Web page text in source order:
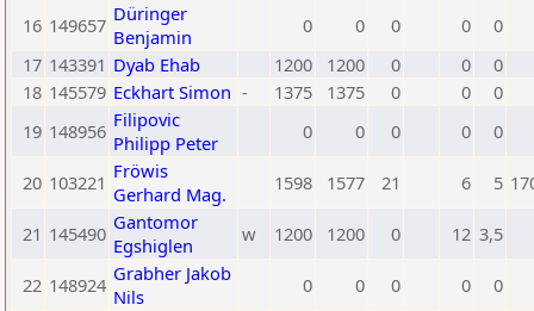
16 149657 Düringer
Benjamin
0 0 0 0
0
17 143391 Dyab Ehab 1200 1200 0 0
0
18 145579 Eckhart Simon - 1375 1375 0 0
0
19 148956 Filipovic
Philipp Peter
0 0 0 0 0
20 103221 Fröwis
Gerhard Mag.
1598 1577 21 6 5
21 145490 Gantomor
Egshiglen
w 1200 1200 0 12 3,5
22 148924 Grabher Jakob
Nils
0 0 0 0 0